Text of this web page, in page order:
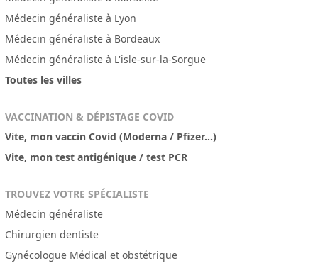
Médecin généraliste à Lyon
Médecin généraliste à Bordeaux
Médecin généraliste à L'isle-sur-la-Sorgue
Toutes les villes
VACCINATION & DÉPISTAGE COVID
Vite, mon vaccin Covid (Moderna / Pfizer...)
Vite, mon test antigénique / test PCR
TROUVEZ VOTRE SPÉCIALISTE
Médecin généraliste
Chirurgien dentiste
Gynécologue Médical et obstétrique